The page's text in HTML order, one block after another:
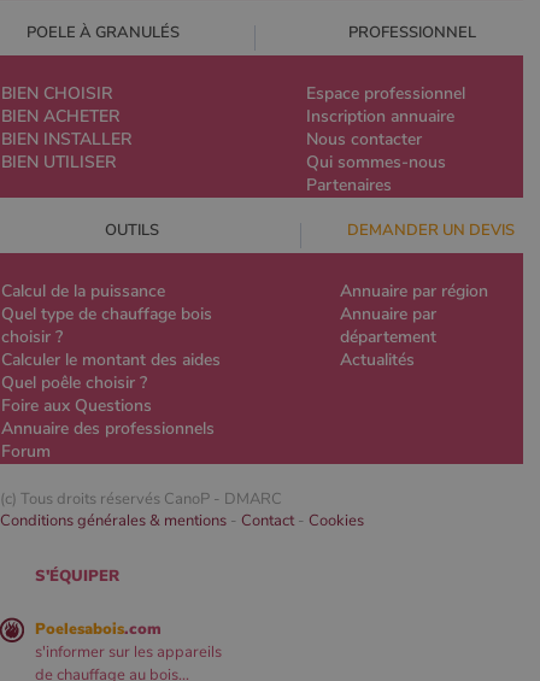
POELE À GRANULÉS PROFESSIONNEL
BIEN CHOISIR
BIEN ACHETER
BIEN INSTALLER
BIEN UTILISER
Espace professionnel
Inscription annuaire
Nous contacter
Qui sommes-nous
Partenaires
OUTILS DEMANDER UN DEVIS
Calcul de la puissance
Quel type de chauffage bois
choisir ?
Calculer le montant des aides
Quel poêle choisir ?
Foire aux Questions
Annuaire des professionnels
Forum
Annuaire par région
Annuaire par
département
Actualités
(c) Tous droits réservés CanoP - DMARC
Conditions générales & mentions - Contact- Cookies
S'ÉQUIPER
Poelesabois.com
s'informer sur les appareils
de chauffage au bois...